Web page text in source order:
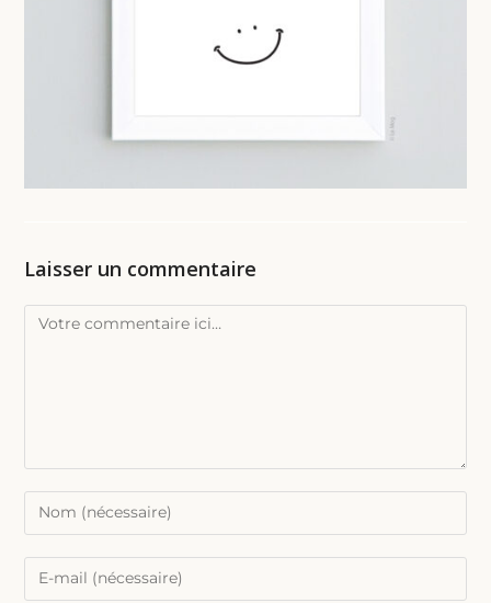
Laisser un commentaire